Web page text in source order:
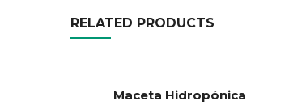
RELATED PRODUCTS
Maceta Hidropónica